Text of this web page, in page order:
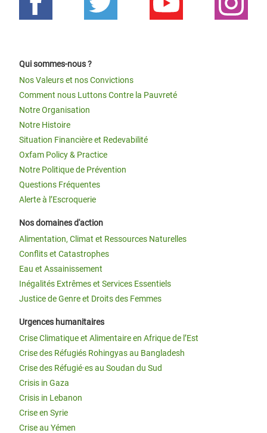
Qui sommes-nous ?
Nos Valeurs et nos Convictions
Comment nous Luttons Contre la Pauvreté
Notre Organisation
Notre Histoire
Situation Financière et Redevabilité
Oxfam Policy & Practice
Notre Politique de Prévention
Questions Fréquentes
Alerte à l’Escroquerie
Nos domaines d'action
Alimentation, Climat et Ressources Naturelles
Conflits et Catastrophes
Eau et Assainissement
Inégalités Extrêmes et Services Essentiels
Justice de Genre et Droits des Femmes
Urgences humanitaires
Crise Climatique et Alimentaire en Afrique de l’Est
Crise des Réfugiés Rohingyas au Bangladesh
Crise des Réfugié·es au Soudan du Sud
Crisis in Gaza
Crisis in Lebanon
Crise en Syrie
Crise au Yémen